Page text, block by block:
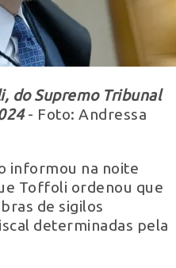
do Supremo Tribunal
- Foto: Andressa
informou na noite
Toffoli ordenou que
de sigilos
determinadas pela